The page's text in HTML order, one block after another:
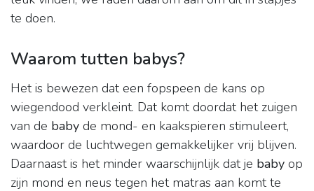
te doen.
Waarom tutten babys?
Het is bewezen dat een fopspeen de kans op
wiegendood verkleint. Dat komt doordat het zuigen
van de baby de mond- en kaakspieren stimuleert,
waardoor de luchtwegen gemakkelijker vrij blijven.
Daarnaast is het minder waarschijnlijk dat je baby op
zijn mond en neus tegen het matras aan komt te